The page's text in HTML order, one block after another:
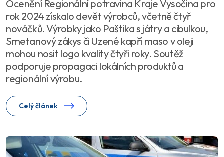
Ocenění Regionální potravina Kraje Vysočina pro
rok 2024 získalo devět výrobců, včetně čtyř
nováčků. Výrobky jako Paštika s játry a cibulkou,
Smetanový zákys či Uzené kapří maso v oleji
mohou nosit logo kvality čtyři roky. Soutěž
podporuje propagaci lokálních produktů a
regionální výrobu.
Celý článek